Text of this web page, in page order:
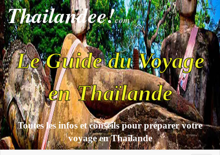
Thailandee!com
Le Guide du Voyage
en Thaïlande
Toutes les infos et conseils pour préparer votre
voyage en Thaïlande